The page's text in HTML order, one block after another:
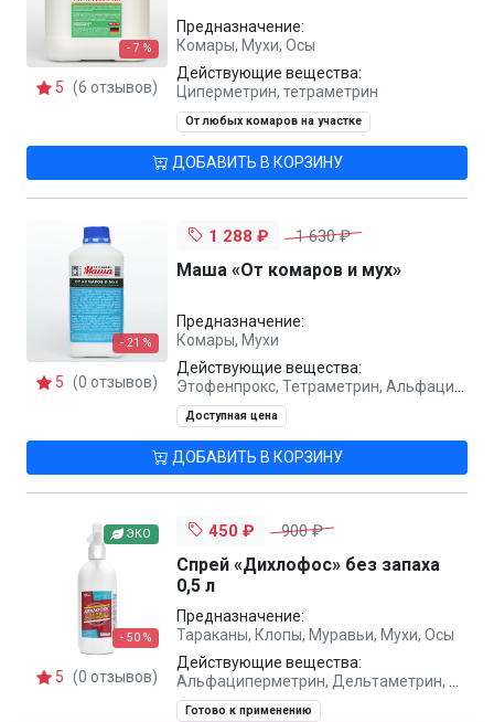
- 7 %
5 (6 отзывов)
Предназначение:
Комары, Мухи, Осы
Действующие вещества:
Циперметрин, тетраметрин
От любых комаров на участке
ДОБАВИТЬ В КОРЗИНУ
- 21 %
5 (0 отзывов)
1 288 ₽ 1 630 ₽
Маша «От комаров и мух»
Предназначение:
Комары, Мухи
Действующие вещества:
Этофенпрокс, Тетраметрин, Альфациперметрин
Доступная цена
ДОБАВИТЬ В КОРЗИНУ
- 50 %
ЭКО
5 (0 отзывов)
450 ₽ 900 ₽
Спрей «Дихлофос» без запаха
0,5 л
Предназначение:
Тараканы, Клопы, Муравьи, Мухи, Осы
Действующие вещества:
Альфациперметрин, Дельтаметрин, Тетраметрин
Готово к применению